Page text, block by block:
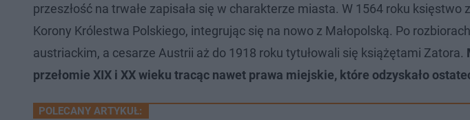
przeszłość na trwałe zapisała się w charakterze miasta. W 1564 roku księstwo
Korony Królestwa Polskiego, integrując się na nowo z Małopolską. Po
austriackim, a cesarze Austrii aż do 1918 roku tytułowali się książętami Zatora.
przełomie XIX i XX wieku tracąc nawet prawa miejskie, które odzyskało
POLECANY ARTYKUŁ: